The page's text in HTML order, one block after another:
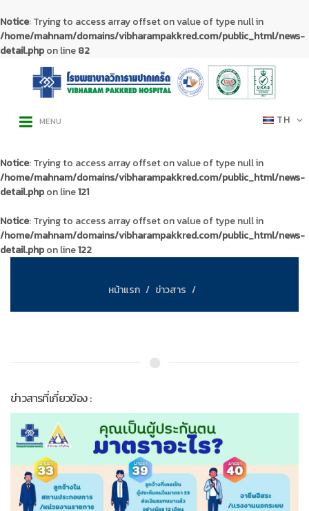
Notice: Trying to access array offset on value of type null in
/home/mahnam/domains/vibharampakkred.com/public_html/news-
detail.phpon line82
TH
MENU
Notice: Trying to access array offset on value of type null in
/home/mahnam/domains/vibharampakkred.com/public_html/news-
detail.phpon line121
Notice: Trying to access array offset on value of type null in
/home/mahnam/domains/vibharampakkred.com/public_html/news-
detail.phpon line122
หน้าแรก ข่าวสาร
ข่าวสารที่เกี่ยวข้อง :